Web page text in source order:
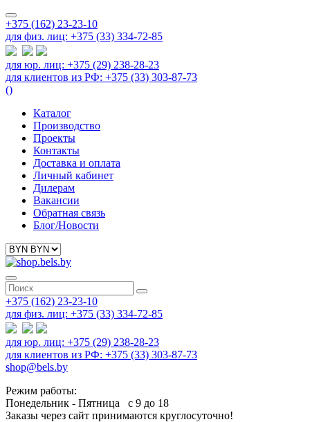
+375 (162) 23-23-10
для физ. лиц: +375 (33) 334-72-85
для юр. лиц: +375 (29) 238-28-23
для клиентов из РФ: +375 (33) 303-87-73
()
Каталог
Производство
Проекты
Контакты
Доставка и оплата
Личный кабинет
Дилерам
Вакансии
Обратная связь
Блог/Новости
+375 (162) 23-23-10
для физ. лиц: +375 (33) 334-72-85
для юр. лиц: +375 (29) 238-28-23
для клиентов из РФ: +375 (33) 303-87-73
shop@bels.by
Режим работы:
Понедельник - Пятница с 9 до 18
Заказы через сайт принимаются круглосуточно!